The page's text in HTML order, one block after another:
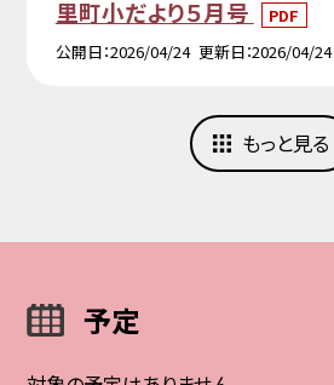
里町小だより５月号
PDF
公開日 2026/04/24 更新日 2026/04/24
もっと見る
予定